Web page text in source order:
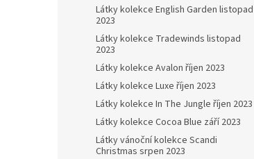
Látky kolekce English Garden listopad
2023
Látky kolekce Tradewinds listopad
2023
Látky kolekce Avalon říjen 2023
Látky kolekce Luxe říjen 2023
Látky kolekce In The Jungle říjen 2023
Látky kolekce Cocoa Blue září 2023
Látky vánoční kolekce Scandi
Christmas srpen 2023